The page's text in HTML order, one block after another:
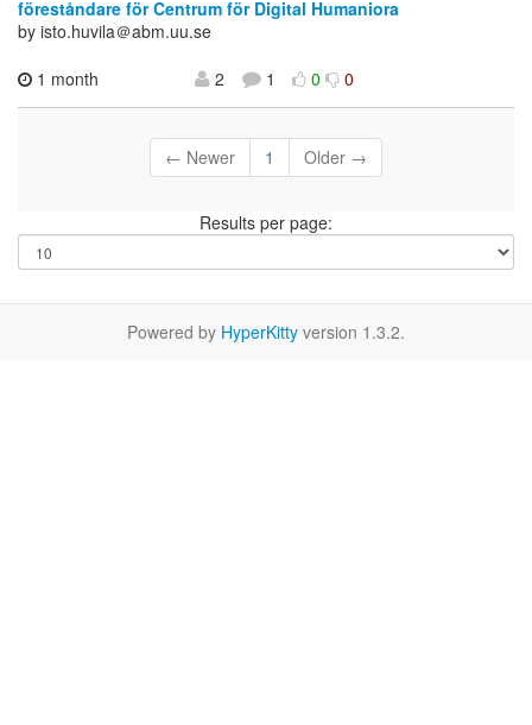
föreståndare för Centrum för Digital Humaniora
by isto.huvila＠abm.uu.se
1 month
2 1 0 0
← Newer 1 Older →
Results per page:
Powered by HyperKitty version 1.3.2.